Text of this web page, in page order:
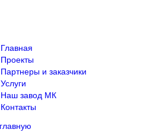
Главная
Проекты
Партнеры и заказчики
Услуги
Наш завод МК
Контакты